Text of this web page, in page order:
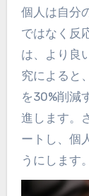
個人は自分
ではなく反
は、より良
究によると
を30%削減
進します。
ートし、個
うにします。